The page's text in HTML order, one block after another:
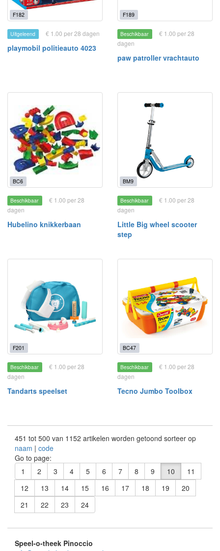
F182
Uitgeleend € 1.00 per 28 dagen
playmobil politieauto 4023
F189
Beschikbaar
€ 1.00 per 28
dagen
paw patroller vrachtauto
BC6
Beschikbaar
€ 1.00 per 28
dagen
Hubelino knikkerbaan
BM9
Beschikbaar
€ 1.00 per 28
dagen
Little Big wheel scooter
step
F201
Beschikbaar
€ 1.00 per 28
dagen
Tandarts speelset
BC47
Beschikbaar
€ 1.00 per 28
dagen
Tecno Jumbo Toolbox
451 tot 500 van 1152 artikelen worden getoond sorteer op
naam | code
Go to page:
1
2 3 4 5 6 7 8 9 10
11
12
13 14 15 16 17 18 19
20
21
22 23 24
Speel-o-theek Pinoccio